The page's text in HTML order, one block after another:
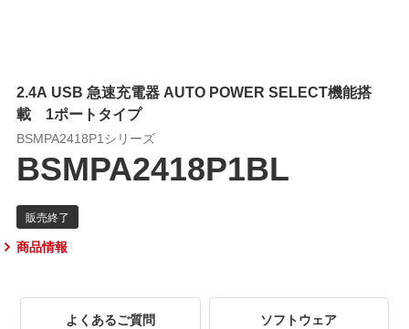
2.4A USB 急速充電器 AUTO POWER SELECT機能搭
載 1ポートタイプ
BSMPA2418P1シリーズ
BSMPA2418P1BL
商品情報
よくあるご質問 ソフトウェア